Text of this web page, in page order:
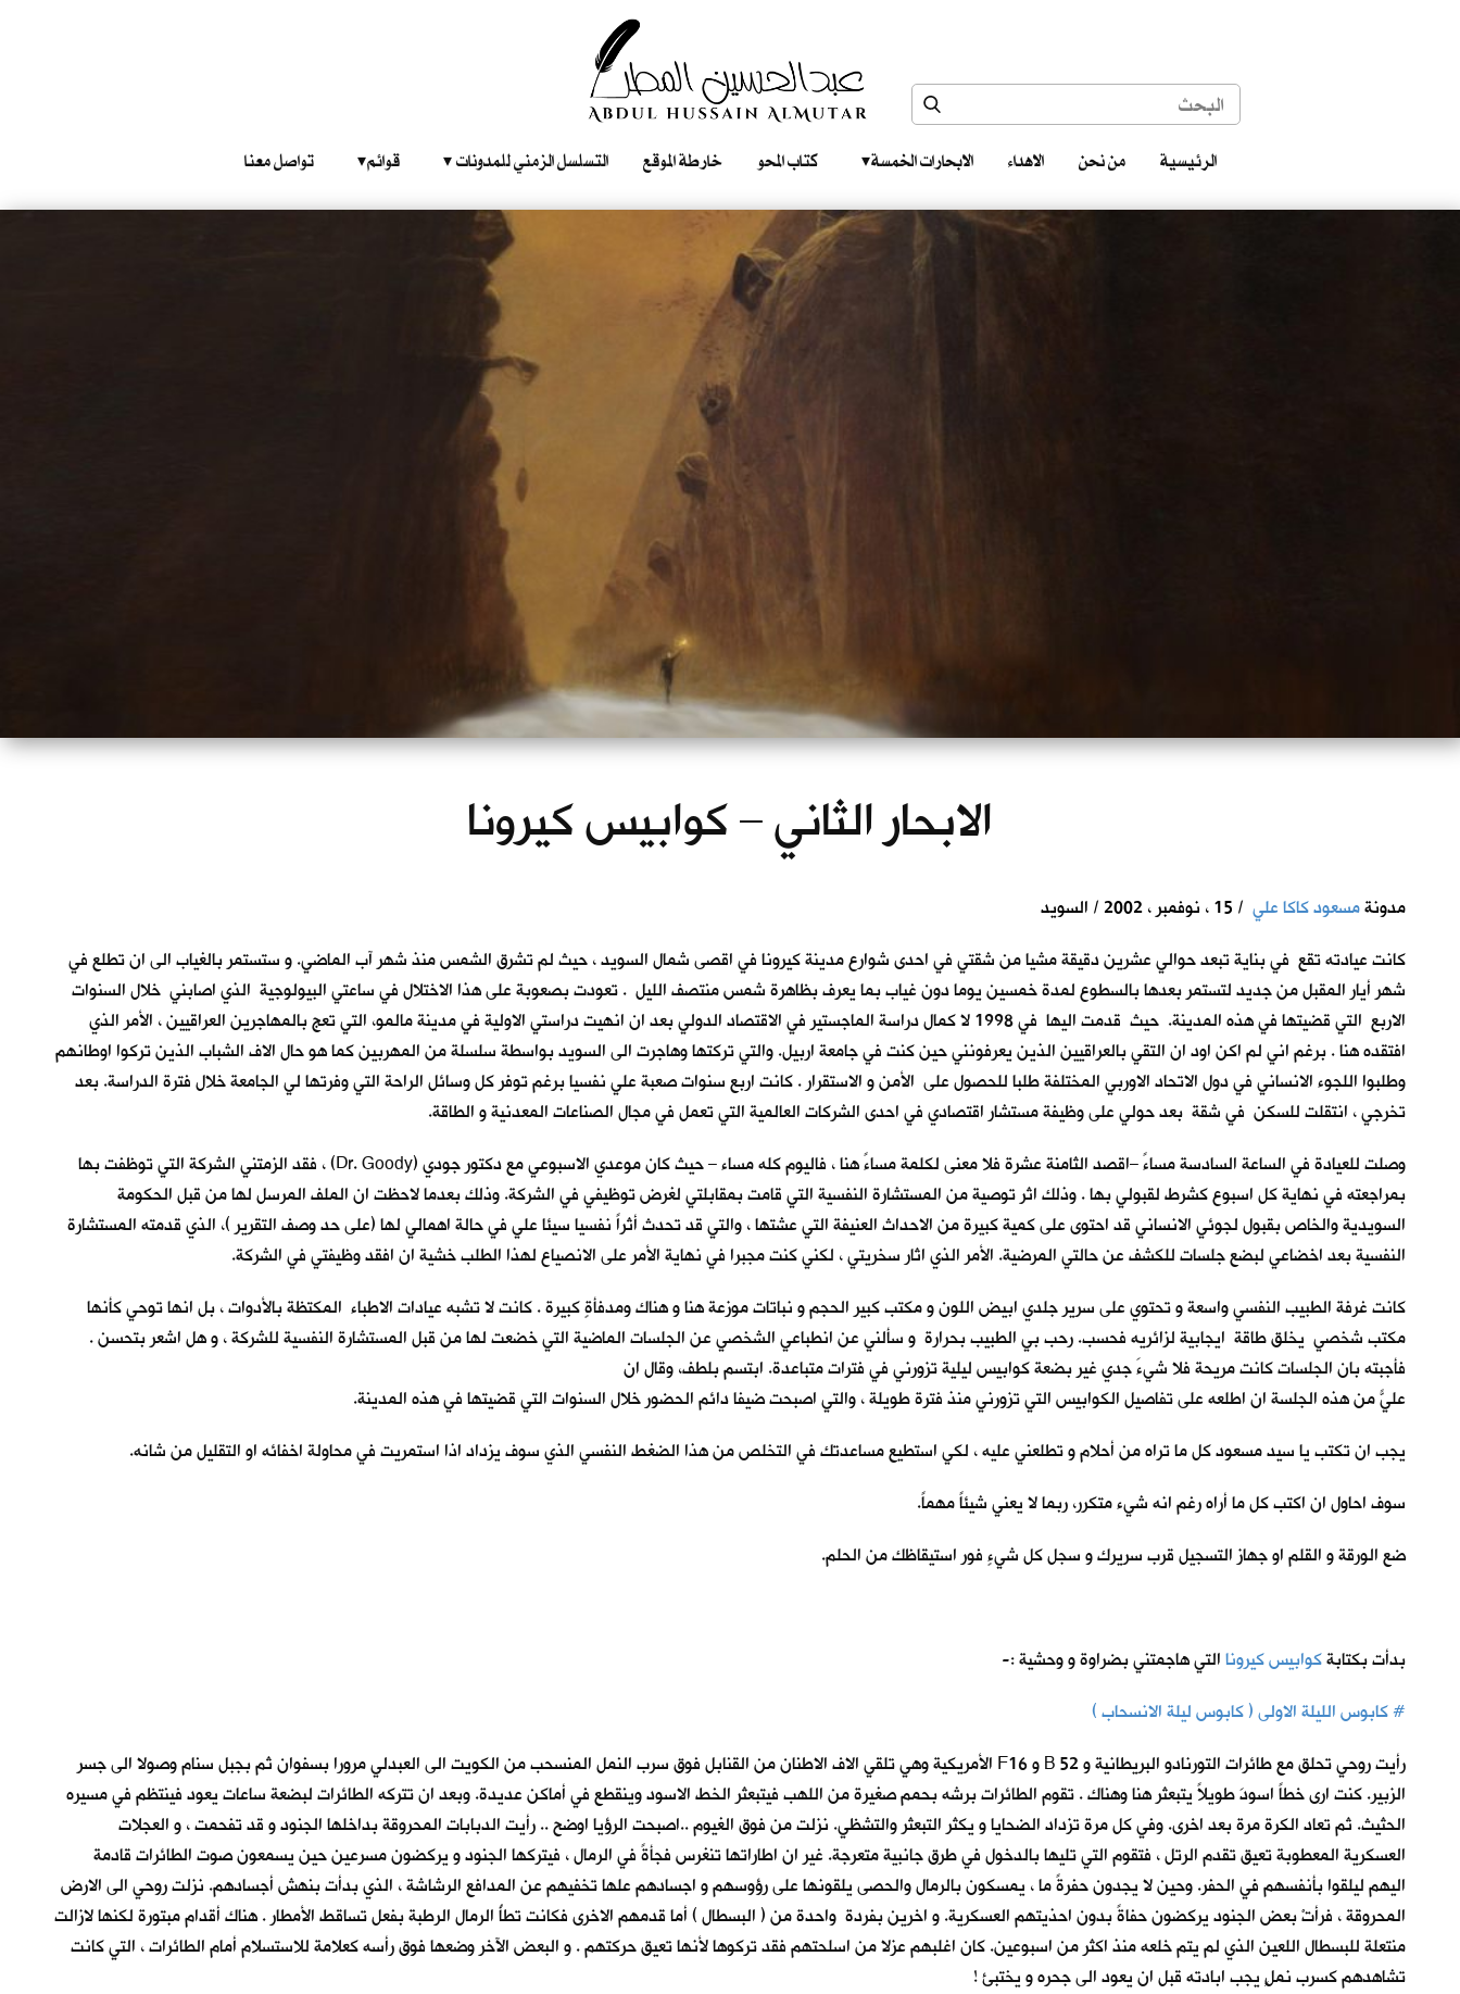
الرئيسية من نحن الاهداء الابحارات الخمسة ‎ ‎ ‎ كتاب المحو خارطة الموقع التسلسل الزمني للمدونات‎ ‎ ‎ ‎ ‎ قوائم‎ ‎ ‎ ‎ تواصل معنا
الابحار الثاني – كوابيس كيرونا
مدونةمسعود كاكا علي / 15 ، نوفمبر ، 2002 / السويد
كانت عيادته تقع في بناية تبعد حوالي عشرين دقيقة مشيا من شقتي في احدى شوارع مدينة كيرونا في اقصى شمال السويد ، حيث لم تشرق الشمس منذ شهر آب الماضي. و ستستمر بالغياب الى ان تطلع في
شهر أيار المقبل من جديد لتستمر بعدها بالسطوع لمدة خمسين يوما دون غياب بما يعرف بظاهرة شمس منتصف الليل . تعودت بصعوبة على هذا الاختلال في ساعتي البيولوجية الذي اصابني خلال السنوات
الاربع التي قضيتها في هذه المدينة. حيث قدمت اليها في 1998 لا كمال دراسة الماجستير في الاقتصاد الدولي بعد ان انهيت دراستي الاولية في مدينة مالمو، التي تعج بالمهاجرين العراقيين ، الأمر الذي
افتقده هنا . برغم اني لم اكن اود ان التقي بالعراقيين الذين يعرفونني حين كنت في جامعة اربيل. والتي تركتها وهاجرت الى السويد بواسطة سلسلة من المهربين كما هو حال الاف الشباب الذين تركوا اوطانهم
وطلبوا اللجوء الانساني في دول الاتحاد الاوربي المختلفة طلبا للحصول على الأمن و الاستقرار . كانت اربع سنوات صعبة علي نفسيا برغم توفر كل وسائل الراحة التي وفرتها لي الجامعة خلال فترة الدراسة. بعد
تخرجي ، انتقلت للسكن في شقة بعد حولي على وظيفة مستشار اقتصادي في احدى الشركات العالمية التي تعمل في مجال الصناعات المعدنية و الطاقة.
وصلت للعيادة في الساعة السادسة مساءً –اقصد الثامنة عشرة فلا معنى لكلمة مساءً هنا ، فاليوم كله مساء – حيث كان موعدي الاسبوعي مع دكتور جودي (Dr. Goody) ، فقد الزمتني الشركة التي توظفت بها
بمراجعته في نهاية كل اسبوع كشرط لقبولي بها . وذلك اثر توصية من المستشارة النفسية التي قامت بمقابلتي لغرض توظيفي في الشركة. وذلك بعدما لاحظت ان الملف المرسل لها من قبل الحكومة
السويدية والخاص بقبول لجوئي الانساني قد احتوى على كمية كبيرة من الاحداث العنيفة التي عشتها ، والتي قد تحدث أثراً نفسيا سيئا علي في حالة اهمالي لها (على حد وصف التقرير )، الذي قدمته المستشارة
النفسية بعد اخضاعي لبضع جلسات للكشف عن حالتي المرضية. الأمر الذي اثار سخريتي ، لكني كنت مجبرا في نهاية الأمر على الانصياع لهذا الطلب خشية ان افقد وظيفتي في الشركة.
كانت غرفة الطبيب النفسي واسعة و تحتوي على سرير جلدي ابيض اللون و مكتب كبير الحجم و نباتات موزعة هنا و هناك ومدفأةٍ كبيرة . كانت لا تشبه عيادات الاطباء المكتظة بالأدوات ، بل انها توحي كأنها
مكتب شخصي يخلق طاقة ايجابية لزائريه فحسب. رحب بي الطبيب بحرارة و سألني عن انطباعي الشخصي عن الجلسات الماضية التي خضعت لها من قبل المستشارة النفسية للشركة ، و هل اشعر بتحسن .
فأجبته بان الجلسات كانت مريحة فلا شيءَ جدي غير بضعة كوابيس ليلية تزورني في فترات متباعدة. ابتسم بلطف، وقال ان
عليّ من هذه الجلسة ان اطلعه على تفاصيل الكوابيس التي تزورني منذ فترة طويلة ، والتي اصبحت ضيفاً دائم الحضور خلال السنوات التي قضيتها في هذه المدينة.
يجب ان تكتب يا سيد مسعود كل ما تراه من أحلام و تطلعني عليه ، لكي استطيع مساعدتك في التخلص من هذا الضغط النفسي الذي سوف يزداد اذا استمريت في محاولة اخفائه او التقليل من شانه.
سوف احاول ان اكتب كل ما أراه رغم انه شيء متكرر، ربما لا يعني شيئاً مهماً.
ضع الورقة و القلم او جهاز التسجيل قرب سريرك و سجل كل شيءٍ فور استيقاظك من الحلم.
بدأت بكتابةكوابيس كيروناالتي هاجمتني بضراوة و وحشية :-
# كابوس الليلة الاولى ( كابوس ليلة الانسحاب )
رأيت روحي تحلق مع طائرات التورنادو البريطانية و 52 B و F16 الأمريكية وهي تلقي الاف الاطنان من القنابل فوق سرب النمل المنسحب من الكويت الى العبدلي مرورا بسفوان ثم بجبل سنام وصولا الى جسر
الزبير. كنت ارى خطاً اسودَ طويلاً يتبعثر هنا وهناك . تقوم الطائرات برشه بحمم صغيرة من اللهب فيتبعثر الخط الاسود وينقطع في أماكن عديدة. وبعد ان تتركه الطائرات لبضعة ساعات يعود فينتظم في مسيره
الحثيث. ثم تعاد الكرة مرة بعد اخرى. وفي كل مرة تزداد الضحايا و يكثر التبعثر والتشظي. نزلت من فوق الغيوم ..اصبحت الرؤيا اوضح .. رأيت الدبابات المحروقة بداخلها الجنود و قد تفحمت ، و العجلات
العسكرية المعطوبة تعيق تقدم الرتل ، فتقوم التي تليها بالدخول في طرق جانبية متعرجة. غير ان اطاراتها تنغرس فجأةً في الرمال ، فيتركها الجنود و يركضون مسرعين حين يسمعون صوت الطائرات قادمة
اليهم ليلقوا بأنفسهم في الحفر. وحين لا يجدون حفرةً ما ، يمسكون بالرمال والحصى يلقونها على رؤوسهم و اجسادهم علها تخفيهم عن المدافع الرشاشة ، الذي بدأت بنهش أجسادهم. نزلت روحي الى الارض
المحروقة ، فرأتْ بعض الجنود يركضون حفاةً بدون احذيتهم العسكرية. و اخرين بفردة واحدة من ( البسطال ) أما قدمهم الاخرى فكانت تطأُ الرمال الرطبة بفعل تساقط الأمطار . هناك أقدام مبتورة لكنها لازالت
منتعلة للبسطال اللعين الذي لم يتم خلعه منذ اكثر من اسبوعين. كان اغلبهم عزلا من اسلحتهم فقد تركوها لأنها تعيق حركتهم . و البعض الآخر وضعها فوق رأسه كعلامة للاستسلام أمام الطائرات ، التي كانت
تشاهدهم كسرب نملٍ يجب ابادته قبل ان يعود الى جحره و يختبئ !